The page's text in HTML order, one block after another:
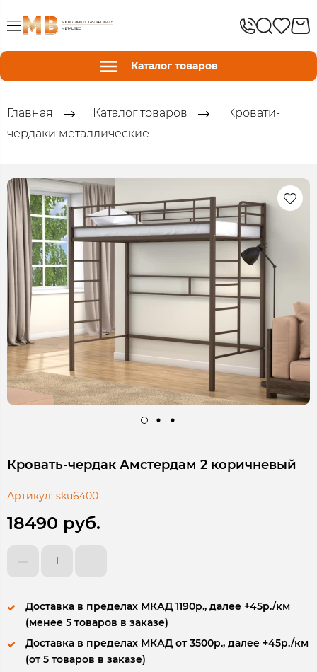
Каталог товаров
Главная Каталог товаров
Кровати-
чердаки металлические
Кровать-чердак Амстердам 2 коричневый
Артикул: sku6400
18490 руб.
Доставка в пределах МКАД 1190р., далее +45р./км
(менее 5 товаров в заказе)
Доставка в пределах МКАД от 3500р., далее +45р./км
(от 5 товаров в заказе)